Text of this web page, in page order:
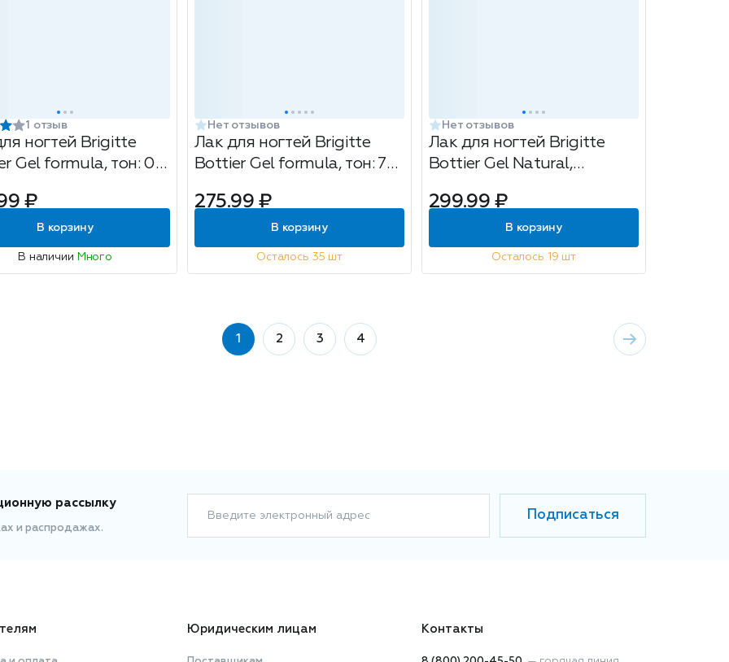
1 отзыв
ногтей Brigitte
Gel formula, тон: 07
12мл
₽
В корзину
В наличии Много
Нет отзывов
Лак для ногтей Brigitte
Bottier Gel formula, тон: 79
275.99 ₽
В корзину
Осталось 35 шт
Нет отзывов
Лак для ногтей Brigitte
Bottier Gel Natural,
гексаналем, тон: 03
деликатный нюд, 12мл
299.99 ₽
В корзину
Осталось 19 шт
1 2 3 4
рассылку
и распродажах.
Введите электронный адрес Подписаться
Юридическим лицам Контакты